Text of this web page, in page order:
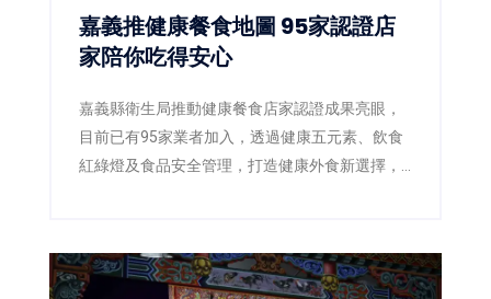
嘉義推健康餐食地圖 95家認證店
家陪你吃得安心
嘉義縣衛生局推動健康餐食店家認證成果亮眼，
目前已有95家業者加入，透過健康五元素、飲食
紅綠燈及食品安全管理，打造健康外食新選擇，